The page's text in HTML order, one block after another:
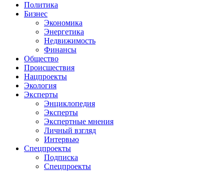
Политика
Бизнес
Экономика
Энергетика
Недвижимость
Финансы
Общество
Происшествия
Нацпроекты
Экология
Эксперты
Энциклопедия
Эксперты
Экспертные мнения
Личный взгляд
Интервью
Спецпроекты
Подписка
Спецпроекты